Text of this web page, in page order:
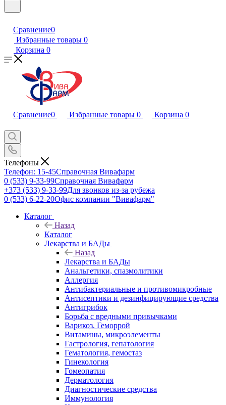
Сравнение0
Избранные товары 0
Корзина 0
Сравнение0 Избранные товары 0 Корзина 0
Телефоны
Телефон: 15-45Справочная Вивафарм
0 (533) 9-33-99Справочная Вивафарм
+373 (533) 9-33-99Для звонков из-за рубежа
0 (533) 6-22-20Офис компании "Вивафарм"
Каталог
Назад
Каталог
Лекарства и БАДы
Назад
Лекарства и БАДы
Анальгетики, спазмолитики
Аллергия
Антибактериальные и противомикробные
Антисептики и дезинфицирующие средства
Антигрибок
Борьба с вредными привычками
Варикоз. Геморрой
Витамины, микроэлементы
Гастрология, гепатология
Гематология, гемостаз
Гинекология
Гомеопатия
Дерматология
Диагностические средства
Иммунология